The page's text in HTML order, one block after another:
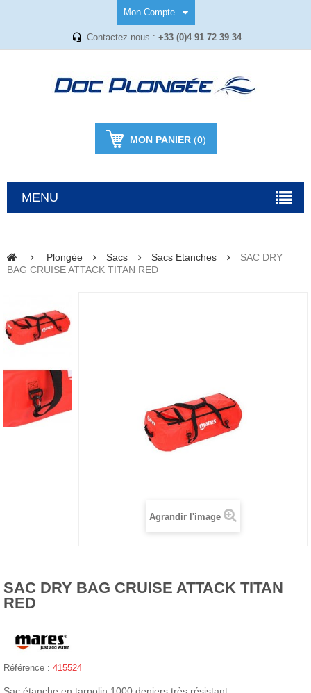
Mon Compte
Contactez-nous : +33 (0)4 91 72 39 34
MON PANIER(0)
MENU
Plongée Sacs Sacs Etanches
SAC DRY
BAG CRUISE ATTACK TITAN RED
Agrandir l'image
SAC DRY BAG CRUISE ATTACK TITAN
RED
Référence : 415524